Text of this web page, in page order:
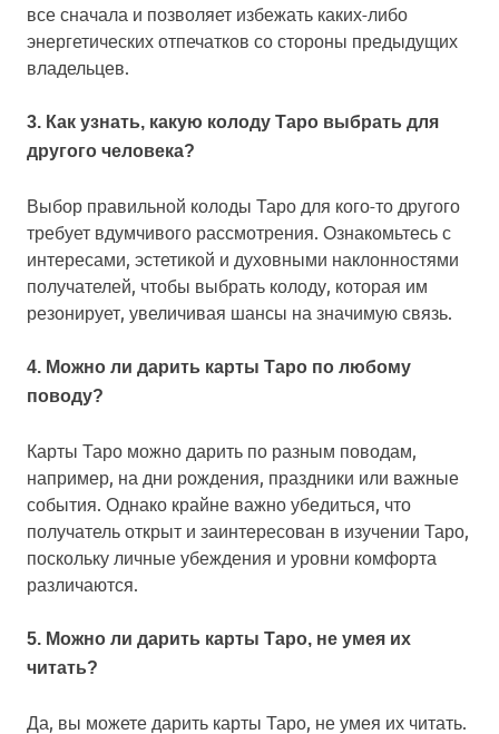
все сначала и позволяет избежать каких-либо
энергетических отпечатков со стороны предыдущих
владельцев.
3. Как узнать, какую колоду Таро выбрать для
другого человека?
Выбор правильной колоды Таро для кого-то другого
требует вдумчивого рассмотрения. Ознакомьтесь с
интересами, эстетикой и духовными наклонностями
получателей, чтобы выбрать колоду, которая им
резонирует, увеличивая шансы на значимую связь.
4. Можно ли дарить карты Таро по любому
поводу?
Карты Таро можно дарить по разным поводам,
например, на дни рождения, праздники или важные
события. Однако крайне важно убедиться, что
получатель открыт и заинтересован в изучении Таро,
поскольку личные убеждения и уровни комфорта
различаются.
5. Можно ли дарить карты Таро, не умея их
читать?
Да, вы можете дарить карты Таро, не умея их читать.